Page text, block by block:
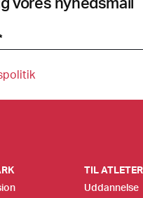
TIL ATLETER
Uddannelse